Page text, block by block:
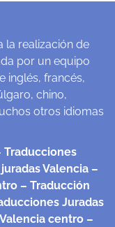
la realización de
por un equipo
inglés, francés,
chino,
otros idiomas
Traducciones
Valencia –
– Traducción
Juradas
centro –